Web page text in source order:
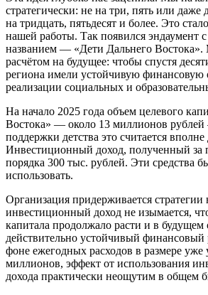
стратегически: не на три, пять или даже
на тридцать, пятьдесят и более. Это
нашей работы. Так появился эндаумент
названием — «Дети Дальнего Востока».
расчётом на будущее: чтобы спустя
региона имели устойчивую финансовую
реализации социальных и
На начало 2025 года объем целевого
Востока» — около 13 миллионов
поддержки детства это считается
Инвестиционный доход, полученный
порядка 300 тыс. рублей. Эти средства
использовать.
Организация придерживается стратегии
инвестиционный доход не изымается,
капитала продолжало расти и в будущем
действительно устойчивый финансовый
фоне ежегодных расходов в размере
миллионов, эффект от использования
дохода практически неощутим в общем